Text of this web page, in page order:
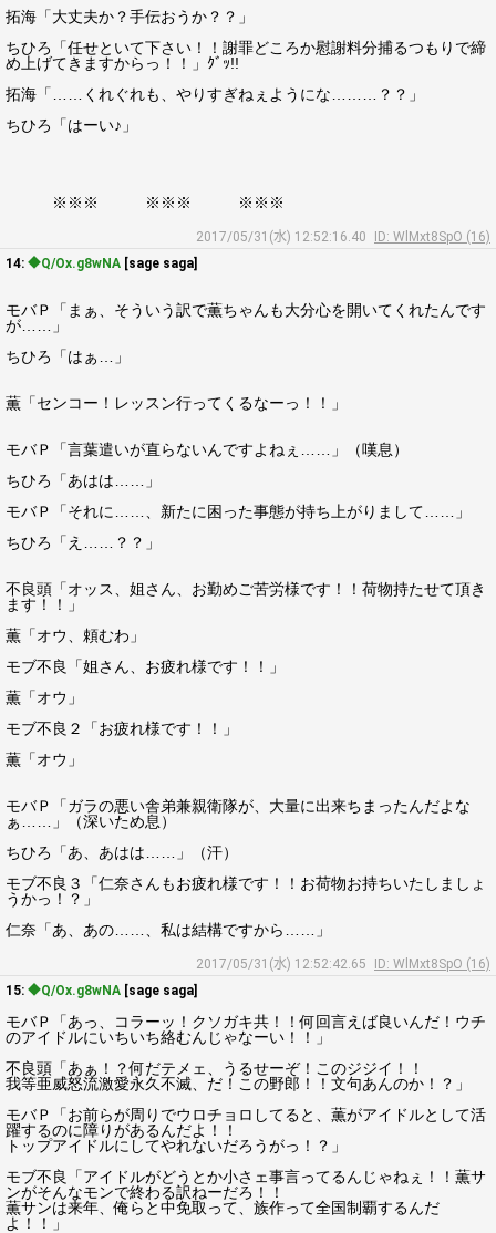
拓海「大丈夫か？手伝おうか？？」
ちひろ「任せといて下さい！！謝罪どころか慰謝料分捕るつもりで締
め上げてきますからっ！！」ｸﾞｯ!!
拓海「……くれぐれも、やりすぎねぇようにな………？？」
ちひろ「はーい♪」
※※※ ※※※ ※※※
2017/05/31(水) 12:52:16.40
ID: WlMxt8SpO (16)
14: ◆Q/Ox.g8wNA [sage saga]
モバＰ「まぁ、そういう訳で薫ちゃんも大分心を開いてくれたんです
が……」
ちひろ「はぁ…」
薫「センコー！レッスン行ってくるなーっ！！」
モバＰ「言葉遣いが直らないんですよねぇ……」（嘆息）
ちひろ「あはは……」
モバＰ「それに……、新たに困った事態が持ち上がりまして……」
ちひろ「え……？？」
不良頭「オッス、姐さん、お勤めご苦労様です！！荷物持たせて頂き
ます！！」
薫「オウ、頼むわ」
モブ不良「姐さん、お疲れ様です！！」
薫「オウ」
モブ不良２「お疲れ様です！！」
薫「オウ」
モバＰ「ガラの悪い舎弟兼親衛隊が、大量に出来ちまったんだよな
ぁ……」（深いため息）
ちひろ「あ、あはは……」（汗）
モブ不良３「仁奈さんもお疲れ様です！！お荷物お持ちいたしましょ
うかっ！？」
仁奈「あ、あの……、私は結構ですから……」
2017/05/31(水) 12:52:42.65
ID: WlMxt8SpO (16)
15: ◆Q/Ox.g8wNA [sage saga]
モバＰ「あっ、コラーッ！クソガキ共！！何回言えば良いんだ！ウチ
のアイドルにいちいち絡むんじゃなーい！！」
不良頭「あぁ！？何だテメェ、うるせーぞ！このジジイ！！
我等亜威怒流激愛永久不滅、だ！この野郎！！文句あんのか！？」
モバＰ「お前らが周りでウロチョロしてると、薫がアイドルとして活
躍するのに障りがあるんだよ！！
トップアイドルにしてやれないだろうがっ！？」
モブ不良「アイドルがどうとか小さェ事言ってるんじゃねぇ！！薫サ
ンがそんなモンで終わる訳ねーだろ！！
薫サンは来年、俺らと中免取って、族作って全国制覇するんだ
よ！！」